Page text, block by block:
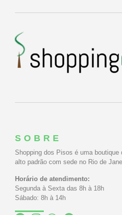
SOBRE
Shopping dos Pisos é uma
alto padrão com sede no Rio de
Horário de atendimento:
Segunda à Sexta das 8h à 18h
Sábado: 8h à 14h